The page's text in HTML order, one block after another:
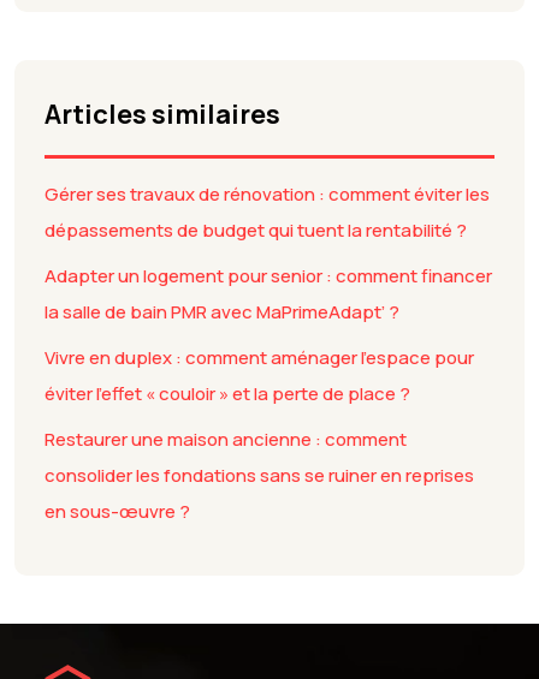
Articles similaires
Gérer ses travaux de rénovation : comment éviter les
dépassements de budget qui tuent la rentabilité ?
Adapter un logement pour senior : comment financer
la salle de bain PMR avec MaPrimeAdapt’ ?
Vivre en duplex : comment aménager l’espace pour
éviter l’effet « couloir » et la perte de place ?
Restaurer une maison ancienne : comment
consolider les fondations sans se ruiner en reprises
en sous-œuvre ?